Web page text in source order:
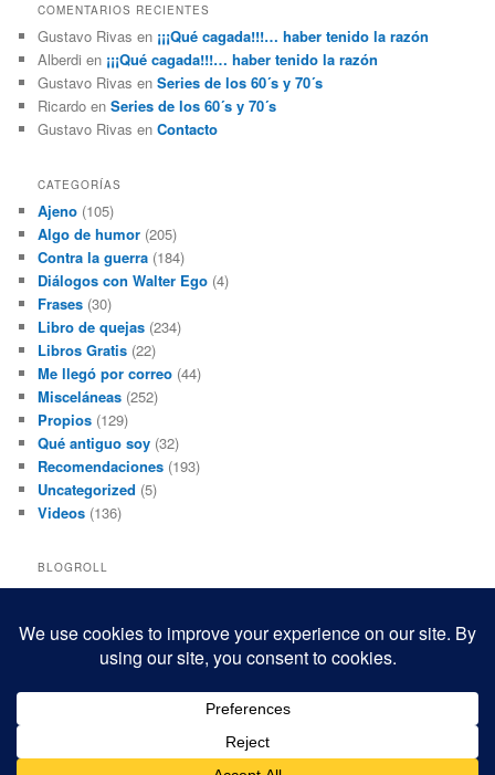
COMENTARIOS RECIENTES
Gustavo Rivas en ¡¡¡Qué cagada!!!… haber tenido la razón
Alberdi en ¡¡¡Qué cagada!!!… haber tenido la razón
Gustavo Rivas enSeries de los 60´s y 70´s
Ricardo enSeries de los 60´s y 70´s
Gustavo Rivas enContacto
CATEGORÍAS
Ajeno (105)
Algo de humor (205)
Contra la guerra (184)
Diálogos con Walter Ego (4)
Frases (30)
Libro de quejas (234)
Libros Gratis (22)
Me llegó por correo (44)
Misceláneas (252)
Propios (129)
Qué antiguo soy (32)
Recomendaciones (193)
Uncategorized (5)
Videos (136)
BLOGROLL
Black and White Power
Mis macrofotografías
Teresita Rivas
Funciona gracias a WordPress